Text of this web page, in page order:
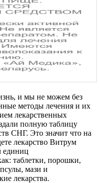
и мы не можем без
методы лечения и их
лекарственных
полную таблицу
СНГ. Это значит что на
лекарство Витрум
единиц
таблетки, порошки,
мази и
лекарства.